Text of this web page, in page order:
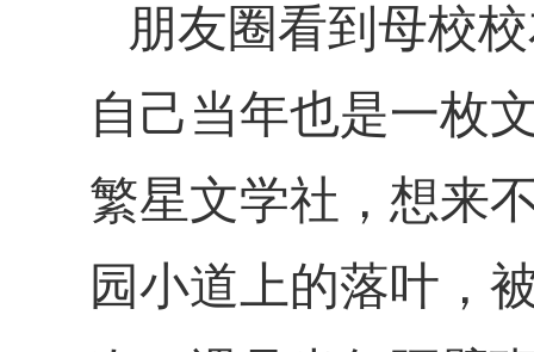
朋友圈看到母校
自己当年也是一枚
繁星文学社，想来
园小道上的落叶，